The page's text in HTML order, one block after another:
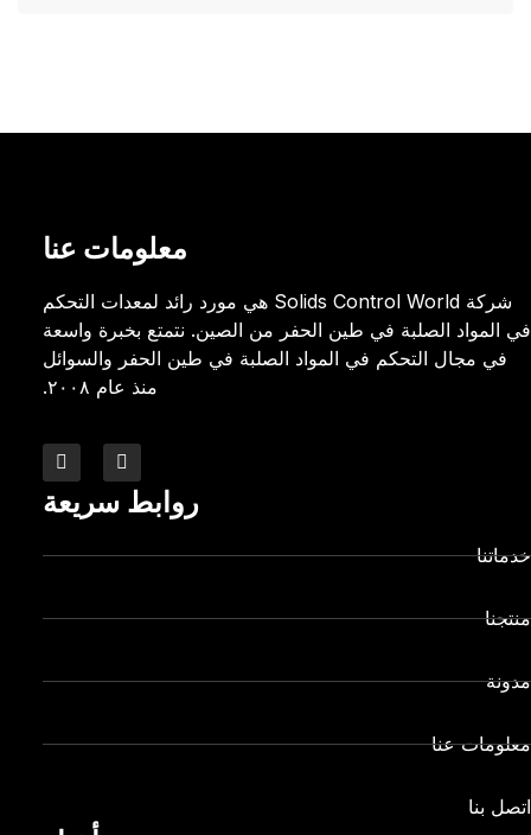
معلومات عنا
شركة Solids Control World هي مورد رائد لمعدات التحكم
في المواد الصلبة في طين الحفر من الصين. نتمتع بخبرة واسعة
في مجال التحكم في المواد الصلبة في طين الحفر والسوائل
منذ عام ٢٠٠٨.
روابط سريعة
خدماتنا
منتجنا
مدونة
معلومات عنا
اتصل بنا